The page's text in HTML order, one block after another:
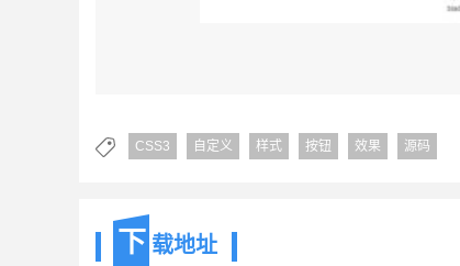
CSS3 自定义 样式 按钮 效果 源码
下 载地址